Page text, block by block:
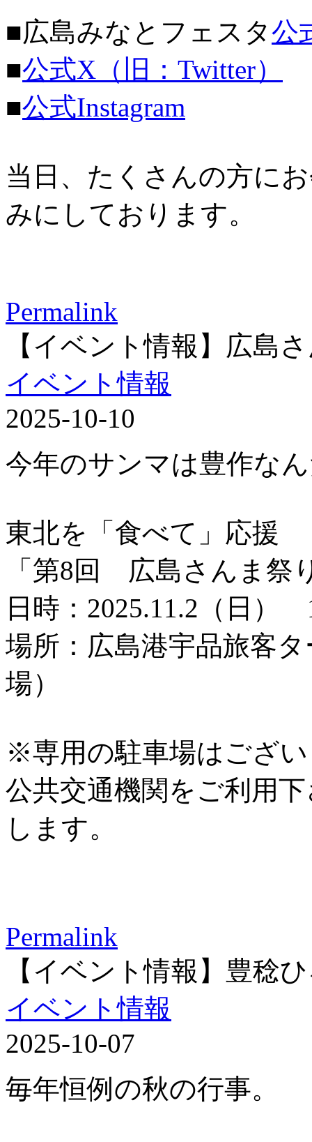
■広島みなとフェスタ公
■公式X（旧：Twitter）
■公式Instagram
当日、たくさんの方に
みにしております。
Permalink
【イベント情報】広島
イベント情報
2025-10-10
今年のサンマは豊作な
東北を「食べて」応援
「第8回 広島さんま祭
日時：2025.11.2（日）
場所：広島港宇品旅客
場）
※専用の駐車場はござ
公共交通機関をご利用
します。
Permalink
【イベント情報】豊稔
イベント情報
2025-10-07
毎年恒例の秋の行事。